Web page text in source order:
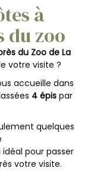
à
du zoo
du Zoo de La
votre visite ?
accueille dans
4 épis par
quelques
pour passer
votre visite.